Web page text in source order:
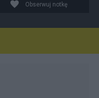
Obserwuj notkę